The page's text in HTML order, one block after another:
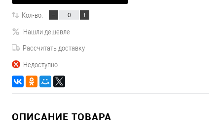
Кол-во:
Нашли дешевле
Рассчитать доставку
Недоступно
ОПИСАНИЕ ТОВАРА